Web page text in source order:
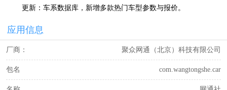
更新：车系数据库，新增多款热门车型参数与报价。
应用信息
厂商： 聚众网通（北京）科技有限公司
包名 com.wangtongshe.car